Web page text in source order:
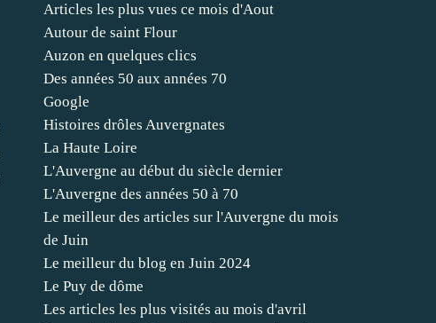
Articles les plus vues ce mois d'Aout
Autour de saint Flour
Auzon en quelques clics
Des années 50 aux années 70
Google
Histoires drôles Auvergnates
La Haute Loire
L'Auvergne au début du siècle dernier
L'Auvergne des années 50 à 70
Le meilleur des articles sur l'Auvergne du mois
de Juin
Le meilleur du blog en Juin 2024
Le Puy de dôme
Les articles les plus visités au mois d'avril